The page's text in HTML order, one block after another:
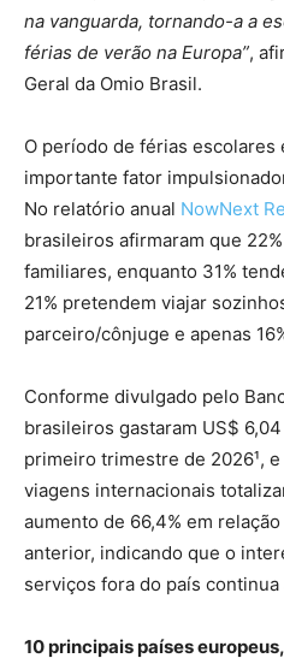
na vanguarda, tornando-a a
férias de verão na Europa”,
Geral da Omio Brasil.
O período de férias escolares
importante fator
No relatório anual NowNext
brasileiros afirmaram que
familiares, enquanto 31%
21% pretendem viajar
parceiro/cônjuge e apenas
Conforme divulgado pelo
brasileiros gastaram US$
primeiro trimestre de 2026¹,
viagens internacionais
aumento de 66,4% em
anterior, indicando que o
serviços fora do país continua
10 principais países